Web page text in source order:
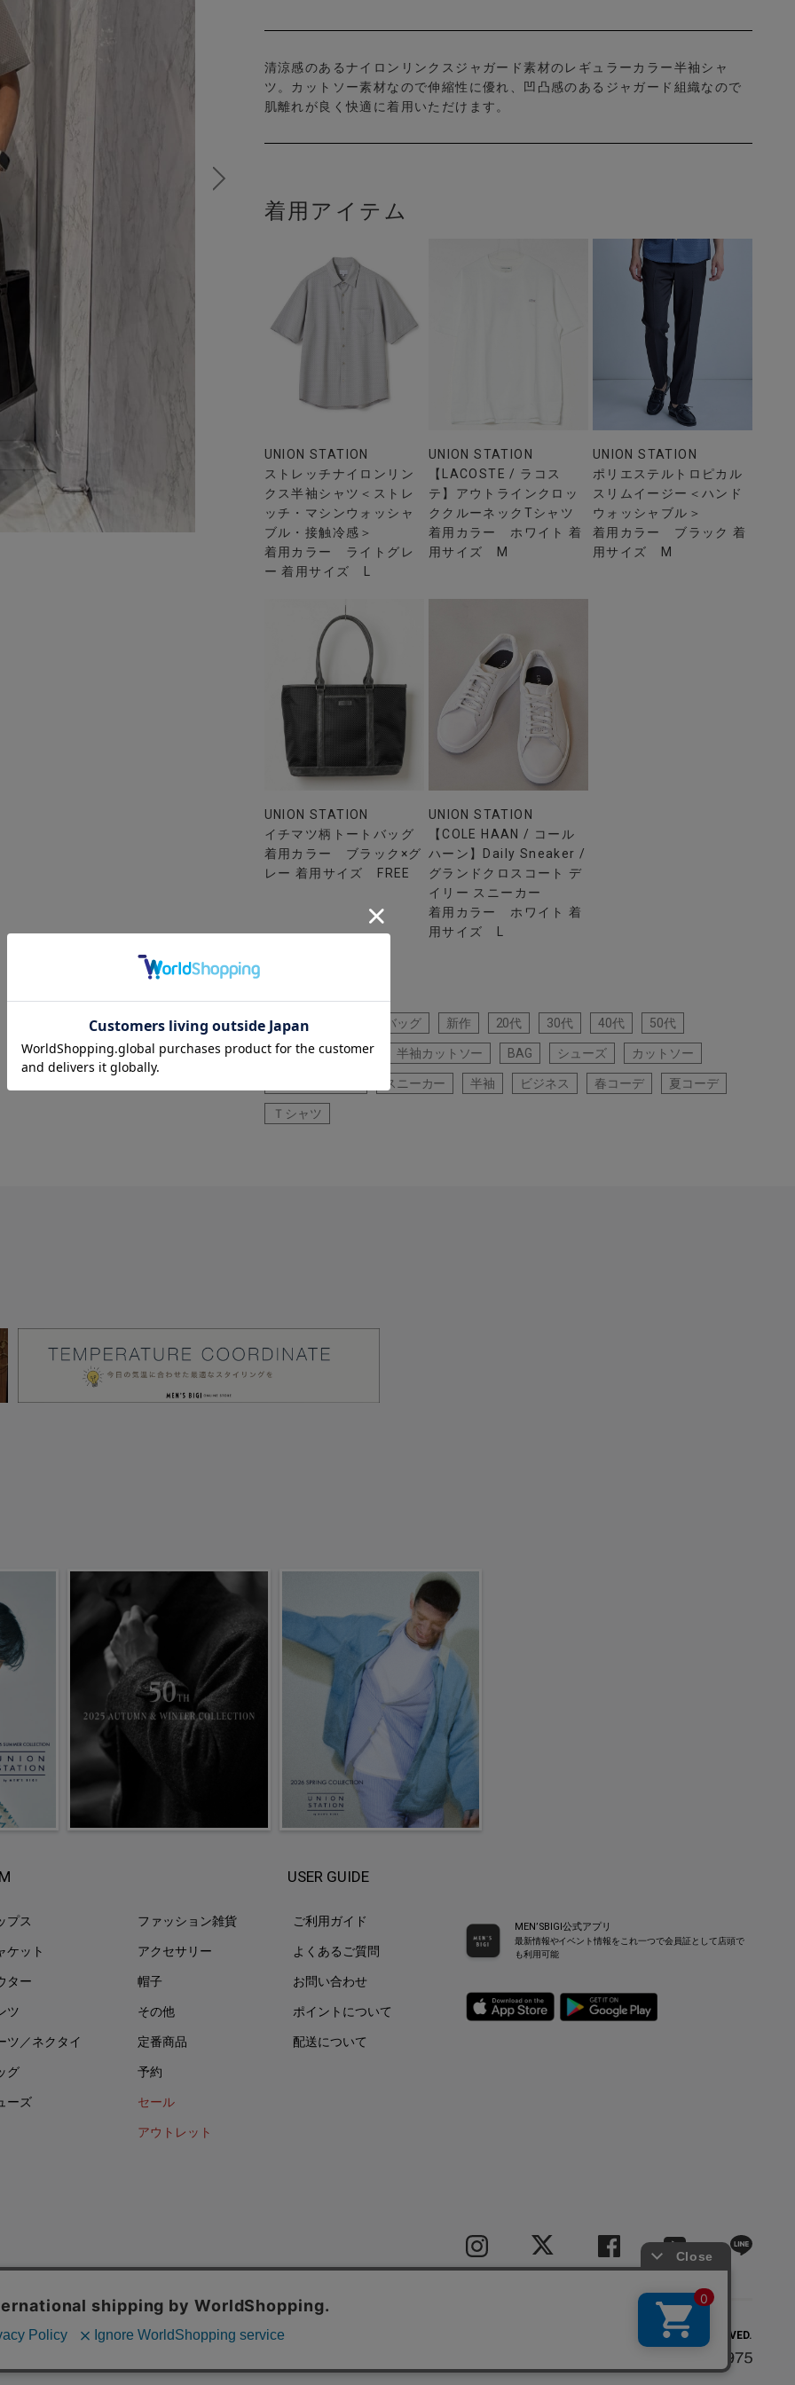
清涼感のあるナイロンリンクスジャガード素材のレギュラーカラー半袖シャ
ツ。カットソー素材なので伸縮性に優れ、凹凸感のあるジャガード組織なので
肌離れが良く快適に着用いただけます。
着用アイテム
UNION STATION
ストレッチナイロンリン
クス半袖シャツ＜ストレ
ッチ・マシンウォッシャ
ブル・接触冷感＞
着用カラー ライトグレ
ー 着用サイズ L
UNION STATION
【LACOSTE / ラコス
テ】アウトラインクロッ
ククルーネックTシャツ
着用カラー ホワイト 着
用サイズ M
UNION STATION
ポリエステルトロピカル
スリムイージー＜ハンド
ウォッシャブル＞
着用カラー ブラック 着
用サイズ M
UNION STATION
イチマツ柄トートバッグ
着用カラー ブラック×グ
レー 着用サイズ FREE
UNION STATION
【COLE HAAN / コール
ハーン】Daily Sneaker /
グランドクロスコート デ
イリー スニーカー
着用カラー ホワイト 着
用サイズ L
黒パンツ トートバッグ 新作 20代 30代 40代 50代
パンツ シャツ 半袖カットソー BAG シューズ カットソー
スニーカー 半袖 ビジネス 春コーデ 夏コーデ
Ｔシャツ
プス
ケット
ター
ツ
ツ／ネクタイ
グ
ーズ
ファッション雑貨
アクセサリー
帽子
その他
定番商品
予約
セール
アウトレット
USER GUIDE
ご利用ガイド
よくあるご質問
お問い合わせ
ポイントについて
配送について
MEN’SBIGI公式アプリ
最新情報やイベント情報をこれ一つで会員証として店頭で
も利用可能
シーポリシー COPYRIGHT(C) BIGI CO.,LTD.ALL RIGHTS RESERVED.